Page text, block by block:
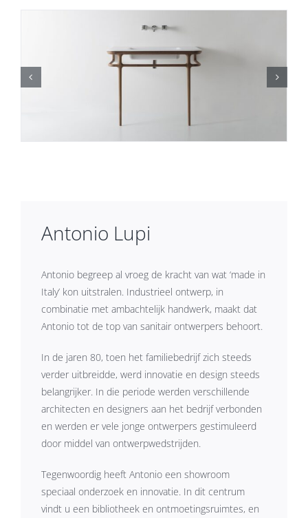
Antonio Lupi
Antonio begreep al vroeg de kracht van wat ‘made in
Italy’ kon uitstralen. Industrieel ontwerp, in
combinatie met ambachtelijk handwerk, maakt dat
Antonio tot de top van sanitair ontwerpers behoort.
In de jaren 80, toen het familiebedrijf zich steeds
verder uitbreidde, werd innovatie en design steeds
belangrijker. In die periode werden verschillende
architecten en designers aan het bedrijf verbonden
en werden er vele jonge ontwerpers gestimuleerd
door middel van ontwerpwedstrijden.
Tegenwoordig heeft Antonio een showroom
speciaal onderzoek en innovatie. In dit centrum
vindt u een bibliotheek en ontmoetingsruimtes, en